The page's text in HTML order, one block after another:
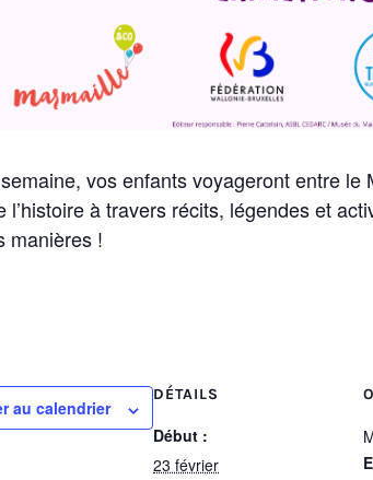
vos enfants voyageront entre le
l’histoire à travers récits, légendes et
manières !
au calendrier
DÉTAILS
Début :
23 février